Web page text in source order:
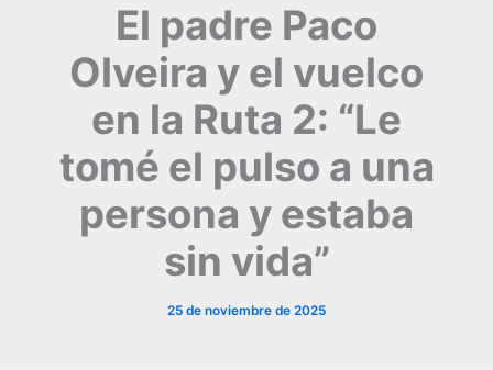
El padre Paco
Olveira y el vuelco
en la Ruta 2: “Le
tomé el pulso a una
persona y estaba
sin vida”
25 de noviembre de 2025